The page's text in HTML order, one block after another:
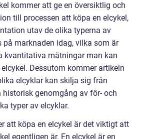
kommer att ge en översiktlig och
till processen att köpa en elcykel,
utav de olika typerna av
på marknaden idag, vilka som är
kvantitativa mätningar man kan
Dessutom kommer artikeln
elcyklar kan skilja sig från
historisk genomgång av för- och
typer av elcyklar.
att köpa en elcykel är det viktigt att
egentligen är. En elcykel är en